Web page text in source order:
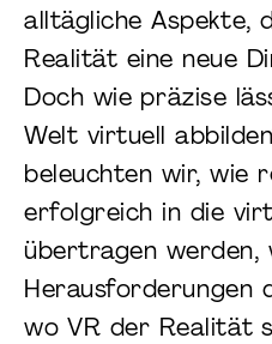
alltägliche Aspekte,
Realität eine neue
Doch wie präzise
Welt virtuell
beleuchten wir, wie
erfolgreich in die
übertragen werden,
Herausforderungen
wo VR der Realität